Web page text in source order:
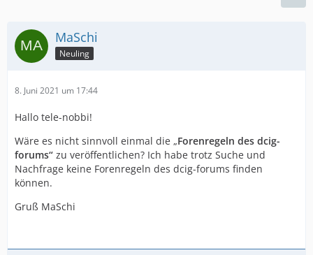
MaSchi
Neuling
8. Juni 2021 um 17:44
Hallo tele-nobbi!
Wäre es nicht sinnvoll einmal die „Forenregeln des dcig-
forums“ zu veröffentlichen? Ich habe trotz Suche und
Nachfrage keine Forenregeln des dcig-forums finden
können.
Gruß MaSchi